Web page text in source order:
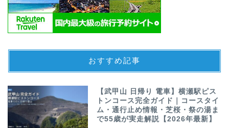
おすすめ記事
【武甲山 日帰り 電車】横瀬駅ピス
トンコース完全ガイド｜コースタイ
ム・通行止め情報・芝桜・祭の湯ま
で55歳が実走解説【2026年最新】